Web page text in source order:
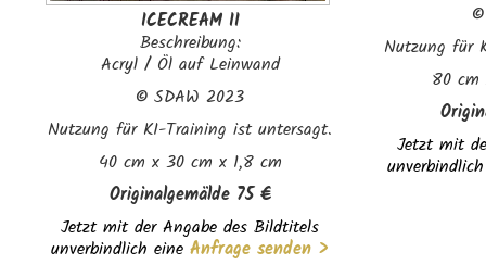
ICECREAM II
Beschreibung:
Acryl / Öl auf Leinwand
©SDAW 2023
Nutzung für KI-Training ist untersagt.
40 cm x 30 cm x 1,8 cm
Originalgemälde 75 €
Jetzt mit der Angabe des Bildtitels
unverbindlich eine Anfrage senden >
Nutzung für
80 cm
Jetzt mit